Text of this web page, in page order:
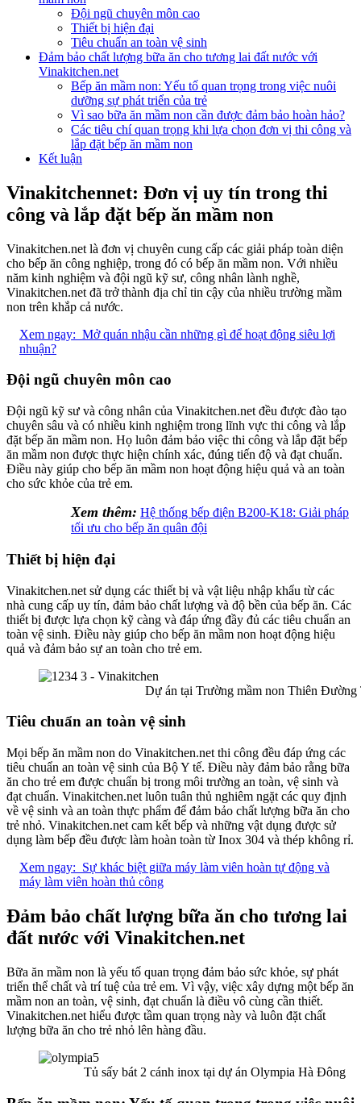
Đội ngũ chuyên môn cao
Thiết bị hiện đại
Tiêu chuẩn an toàn vệ sinh
Đảm bảo chất lượng bữa ăn cho tương lai đất nước với
Vinakitchen.net
Bếp ăn mầm non: Yếu tố quan trọng trong việc nuôi
dưỡng sự phát triển của trẻ
Vì sao bữa ăn mầm non cần được đảm bảo hoàn hảo?
Các tiêu chí quan trọng khi lựa chọn đơn vị thi công và
lắp đặt bếp ăn mầm non
Kết luận
Vinakitchennet: Đơn vị uy tín trong thi
công và lắp đặt bếp ăn mầm non
Vinakitchen.net là đơn vị chuyên cung cấp các giải pháp toàn diện
cho bếp ăn công nghiệp, trong đó có bếp ăn mầm non. Với nhiều
năm kinh nghiệm và đội ngũ kỹ sư, công nhân lành nghề,
Vinakitchen.net đã trở thành địa chỉ tin cậy của nhiều trường mầm
non trên khắp cả nước.
Xem ngay: Mở quán nhậu cần những gì để hoạt động siêu lợi
nhuận?
Đội ngũ chuyên môn cao
Đội ngũ kỹ sư và công nhân của Vinakitchen.net đều được đào tạo
chuyên sâu và có nhiều kinh nghiệm trong lĩnh vực thi công và lắp
đặt bếp ăn mầm non. Họ luôn đảm bảo việc thi công và lắp đặt bếp
ăn mầm non được thực hiện chính xác, đúng tiến độ và đạt chuẩn.
Điều này giúp cho bếp ăn mầm non hoạt động hiệu quả và an toàn
cho sức khỏe của trẻ em.
Xem thêm: Hệ thống bếp điện B200-K18: Giải pháp
tối ưu cho bếp ăn quân đội
Thiết bị hiện đại
Vinakitchen.net sử dụng các thiết bị và vật liệu nhập khẩu từ các
nhà cung cấp uy tín, đảm bảo chất lượng và độ bền của bếp ăn. Các
thiết bị được lựa chọn kỹ càng và đáp ứng đầy đủ các tiêu chuẩn an
toàn vệ sinh. Điều này giúp cho bếp ăn mầm non hoạt động hiệu
quả và đảm bảo sự an toàn cho trẻ em.
Dự án tại Trường mầm non Thiên Đường
Tiêu chuẩn an toàn vệ sinh
Mọi bếp ăn mầm non do Vinakitchen.net thi công đều đáp ứng các
tiêu chuẩn an toàn vệ sinh của Bộ Y tế. Điều này đảm bảo rằng bữa
ăn cho trẻ em được chuẩn bị trong môi trường an toàn, vệ sinh và
đạt chuẩn. Vinakitchen.net luôn tuân thủ nghiêm ngặt các quy định
về vệ sinh và an toàn thực phẩm để đảm bảo chất lượng bữa ăn cho
trẻ nhỏ. Vinakitchen.net cam kết bếp và những vật dụng được sử
dụng làm bếp đều được làm hoàn toàn từ Inox 304 và thép không rỉ.
Xem ngay: Sự khác biệt giữa máy làm viên hoàn tự động và
máy làm viên hoàn thủ công
Đảm bảo chất lượng bữa ăn cho tương lai
đất nước với Vinakitchen.net
Bữa ăn mầm non là yếu tố quan trọng đảm bảo sức khỏe, sự phát
triển thể chất và trí tuệ của trẻ em. Vì vậy, việc xây dựng một bếp ăn
mầm non an toàn, vệ sinh, đạt chuẩn là điều vô cùng cần thiết.
Vinakitchen.net hiểu được tầm quan trọng này và luôn đặt chất
lượng bữa ăn cho trẻ nhỏ lên hàng đầu.
Tủ sấy bát 2 cánh inox tại dự án Olympia Hà Đông